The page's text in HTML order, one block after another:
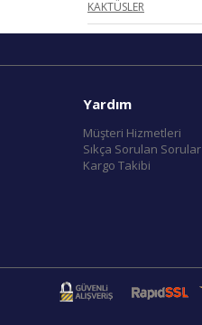
KAKTÜSLER
Yardım
Müşteri Hizmetleri
Sıkça Sorulan Sorular
Kargo Takibi